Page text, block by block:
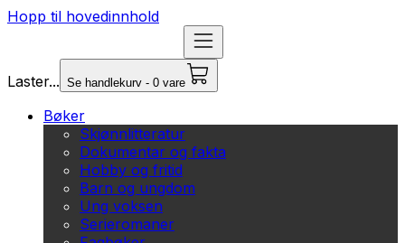
Hopp til hovedinnhold
Laster... Se handlekurv - 0 vare
Bøker
Skjønnlitteratur
Dokumentar og fakta
Hobby og fritid
Barn og ungdom
Ung voksen
Serieromaner